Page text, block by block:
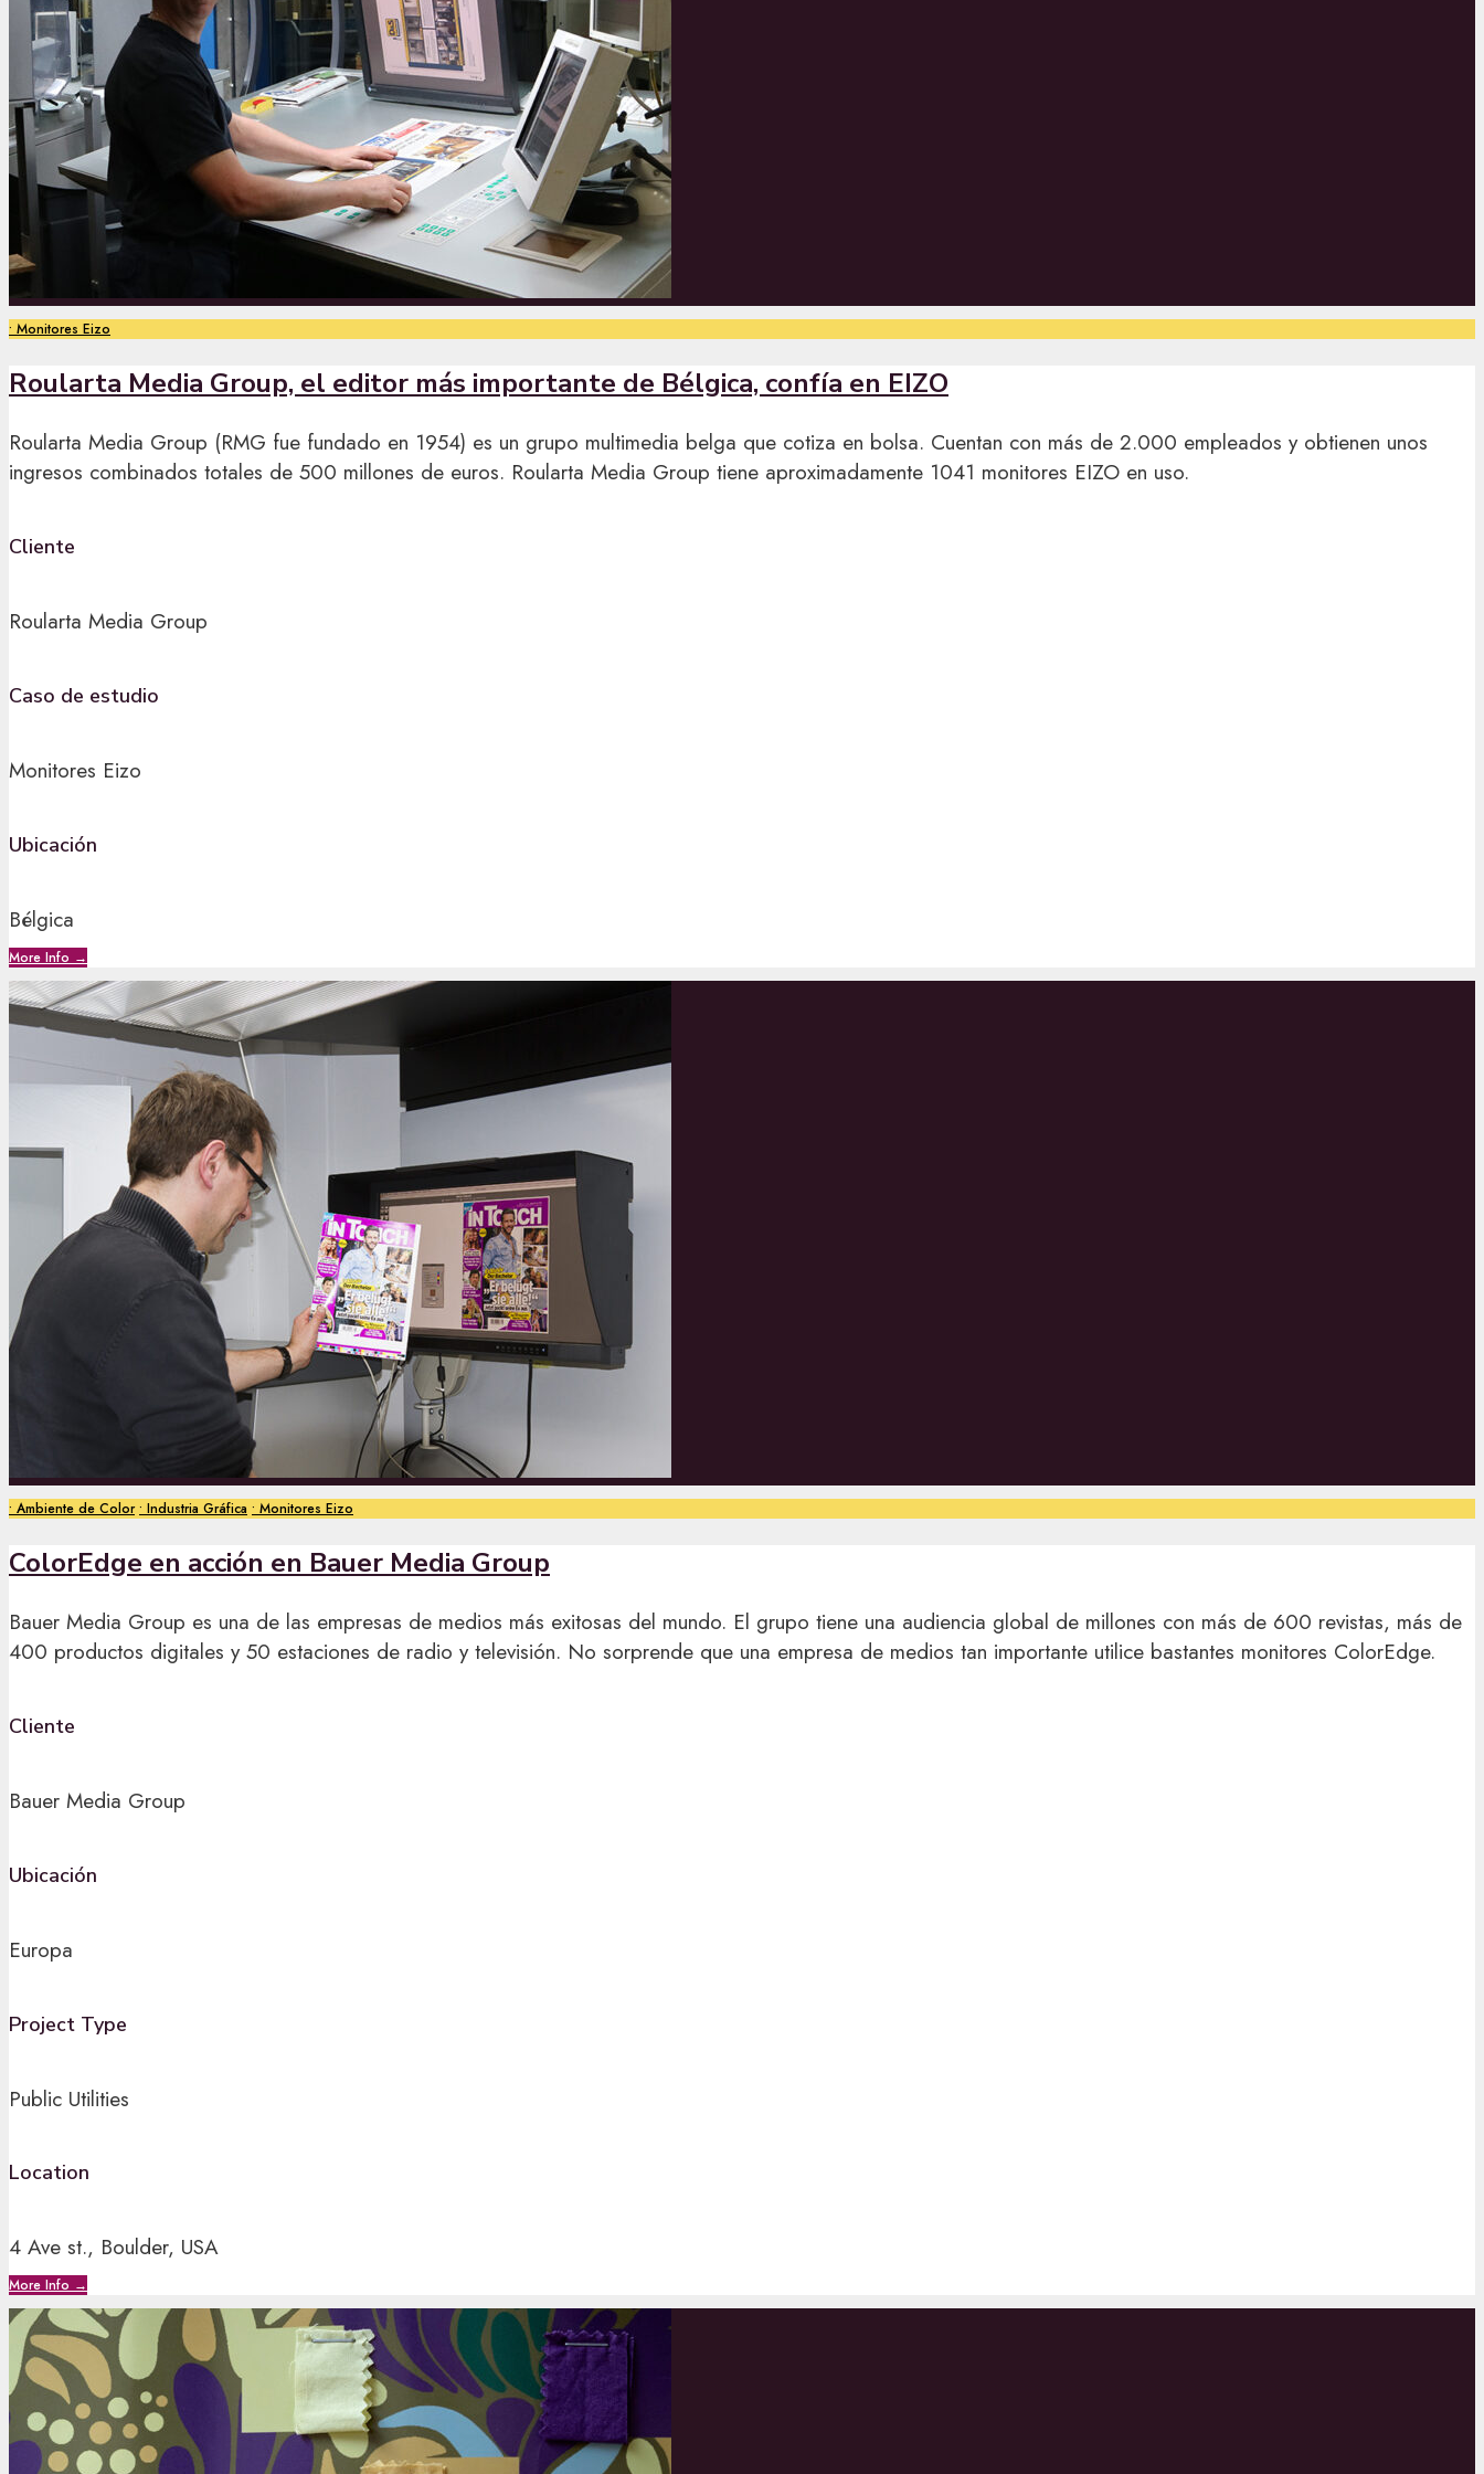
• Monitores Eizo
Roularta Media Group, el editor más importante de Bélgica, confía en EIZO
Roularta Media Group (RMG fue fundado en 1954) es un grupo multimedia belga que cotiza en bolsa. Cuentan con más de 2.000 empleados y obtienen unos
ingresos combinados totales de 500 millones de euros. Roularta Media Group tiene aproximadamente 1041 monitores EIZO en uso.
Cliente
Roularta Media Group
Caso de estudio
Monitores Eizo
Ubicación
Bélgica
More Info →
• Ambiente de Color • Industria Gráfica • Monitores Eizo
ColorEdge en acción en Bauer Media Group
Bauer Media Group es una de las empresas de medios más exitosas del mundo. El grupo tiene una audiencia global de millones con más de 600 revistas, más de
400 productos digitales y 50 estaciones de radio y televisión. No sorprende que una empresa de medios tan importante utilice bastantes monitores ColorEdge.
Cliente
Bauer Media Group
Ubicación
Europa
Project Type
Public Utilities
Location
4 Ave st., Boulder, USA
More Info →